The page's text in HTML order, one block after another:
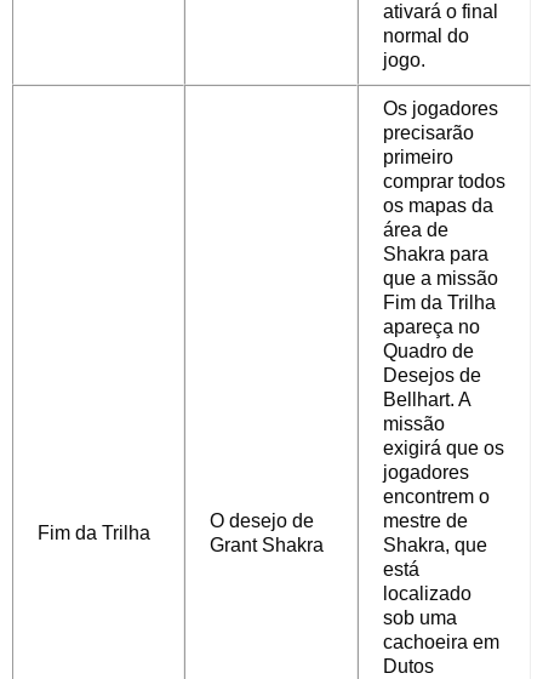
ativará o final
normal do
jogo.
Fim da Trilha
O desejo de
Grant Shakra
Os jogadores
precisarão
primeiro
comprar todos
os mapas da
área de
Shakra para
que a missão
Fim da Trilha
apareça no
Quadro de
Desejos de
Bellhart. A
missão
exigirá que os
jogadores
encontrem o
mestre de
Shakra, que
está
localizado
sob uma
cachoeira em
Dutos